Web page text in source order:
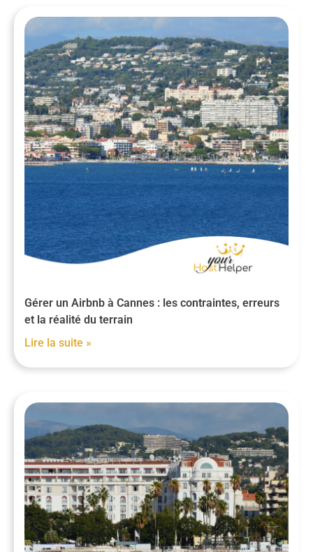
Gérer un Airbnb à Cannes : les contraintes, erreurs
et la réalité du terrain
Lire la suite »